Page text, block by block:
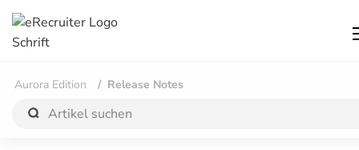
Aurora Edition Release Notes